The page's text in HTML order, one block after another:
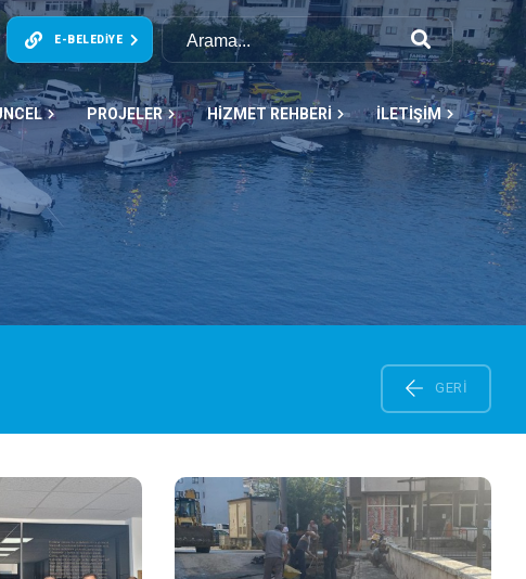
E-BELEDIYE
PROJELER HİZMET REHBERİ İLETİŞİM
GERI